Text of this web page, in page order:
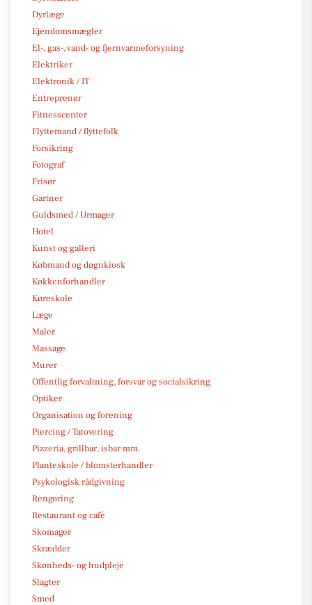
Dyrlæge
Ejendomsmægler
El-, gas-, vand- og fjernvarmeforsyning
Elektriker
Elektronik / IT
Entreprenør
Fitnesscenter
Flyttemand / flyttefolk
Forsikring
Fotograf
Frisør
Gartner
Guldsmed / Urmager
Hotel
Kunst og galleri
Købmand og døgnkiosk
Køkkenforhandler
Køreskole
Læge
Maler
Massage
Murer
Offentlig forvaltning, forsvar og socialsikring
Optiker
Organisation og forening
Piercing / Tatovering
Pizzeria, grillbar, isbar mm.
Planteskole / blomsterhandler
Psykologisk rådgivning
Rengøring
Restaurant og café
Skomager
Skrædder
Skønheds- og hudpleje
Slagter
Smed